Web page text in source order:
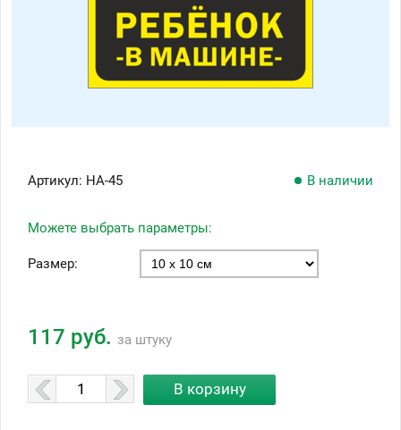
Артикул: НА-45 В наличии
Можете выбрать параметры:
Размер:
117 руб. за штуку